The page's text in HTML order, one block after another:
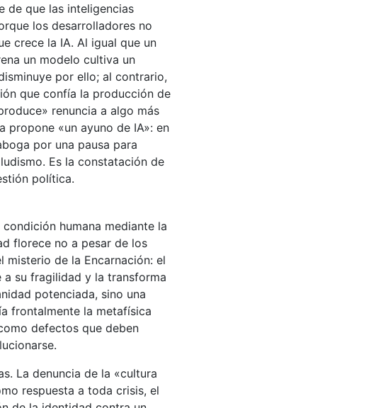
de que las inteligencias
los desarrolladores no
crece la IA. Al igual que un
un modelo cultiva un
por ello; al contrario,
que confía la producción de
renuncia a algo más
propone «un ayuno de IA»: en
por una pausa para
Es la constatación de
política.
humana mediante la
florece no a pesar de los
misterio de la Encarnación: el
a su fragilidad y la transforma
potenciada, sino una
frontalmente la metafísica
defectos que deben
La denuncia de la «cultura
respuesta a toda crisis, el